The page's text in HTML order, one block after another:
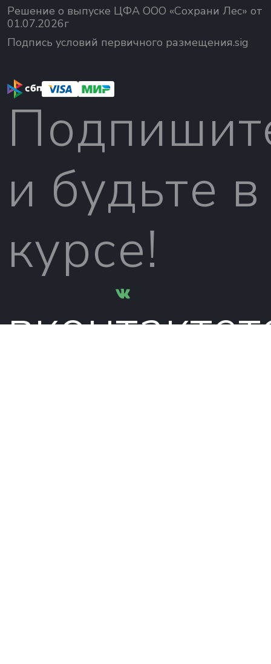
Решение о выпуске ЦФА ООО «Сохрани Лес» от
01.07.2026г
Подпись условий первичного размещения.sig
и будьте в
курсе!
вконтакте